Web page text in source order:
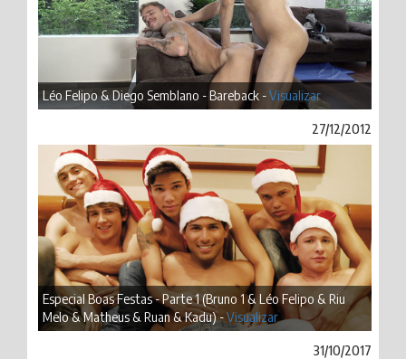
Léo Felipo & Diego Semblano - Bareback -Visualizar
27/12/2012
Especial Boas Festas - Parte 1 (Bruno 1 & Léo Felipo & Riu
Melo & Matheus & Ruan & Kadu) -Visualizar
31/10/2017